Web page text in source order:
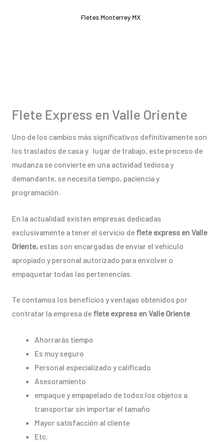
Fletes Monterrey MX
Flete Express en Valle Oriente
Uno de los cambios más significativos definitivamente son
los traslados de casa y lugar de trabajo, este proceso de
mudanza se convierte en una actividad tediosa y
demandante, se necesita tiempo, paciencia y
programación.
En la actualidad existen empresas dedicadas
exclusivamente a tener el servicio deflete express en Valle
Oriente,estas son encargadas de enviar el vehículo
apropiado y personal autorizado para envolver o
empaquetar todas las pertenencias.
Te contamos los beneficios y ventajas obtenidos por
contratar la empresa de flete express en Valle Oriente
Ahorrarás tiempo
Es muy seguro
Personal especializado y calificado
Asesoramiento
empaque y empapelado de todos los objetos a
transportar sin importar el tamaño
Mayor satisfacción al cliente
Etc.